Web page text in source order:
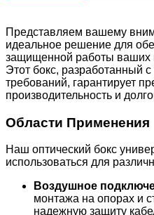
Представляем вашему
идеальное решение для
защищенной работы ваших
Этот бокс, разработанный
требований, гарантирует
производительность и
Области Применения
Наш оптический бокс
использоваться для
Воздушное
монтажа на опорах и
надежную защиту